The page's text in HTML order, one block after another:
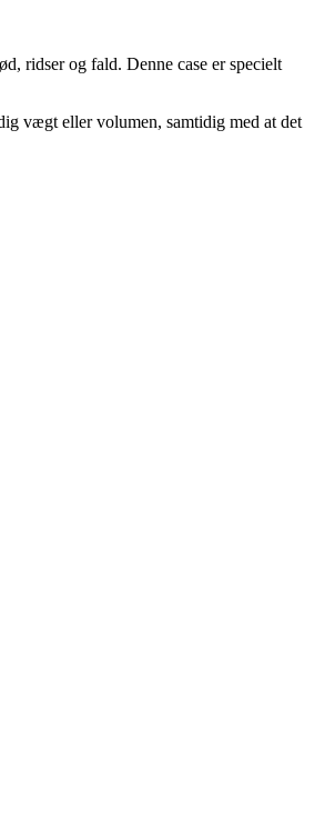
ridser og fald. Denne case er specielt
vægt eller volumen, samtidig med at det